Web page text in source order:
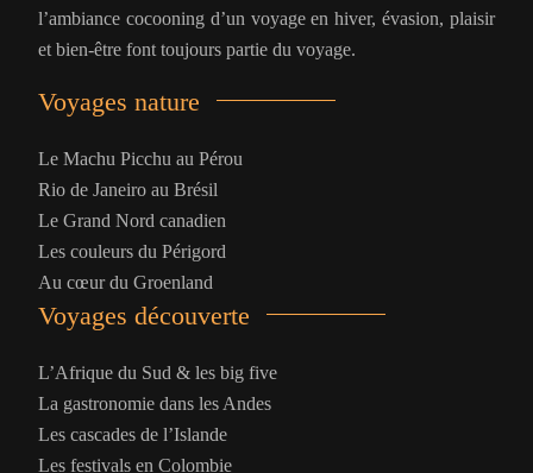
l’ambiance cocooning d’un voyage en hiver, évasion, plaisir
et bien-être font toujours partie du voyage.
Voyages nature
Le Machu Picchu au Pérou
Rio de Janeiro au Brésil
Le Grand Nord canadien
Les couleurs du Périgord
Au cœur du Groenland
Voyages découverte
L’Afrique du Sud & les big five
La gastronomie dans les Andes
Les cascades de l’Islande
Les festivals en Colombie